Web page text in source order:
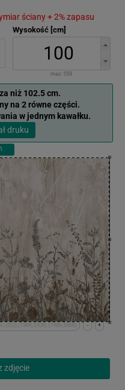
ściany + 2% zapasu
Wysokość [cm]
max: 559
niż 102.5 cm.
na 2 równe części.
w jednym kawałku.
druku
+
-
| (0,0) (7986,5508) (7986,5508)
zdjęcie